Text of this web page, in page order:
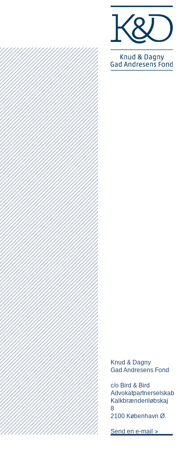
Knud & Dagny
Gad Andresens Fond
c/o Bird & Bird
Advokatpartnerselskab
Kalkbrænderiløbskaj
8
2100 København Ø.
Send en e-mail